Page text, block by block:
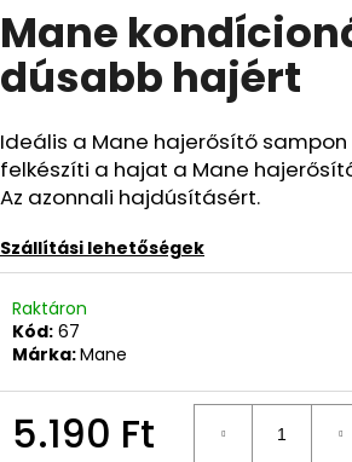
átlagos
értékelése
ből
csillag.
Mane
dúsabb hajért
Ideális a Mane hajerősítő
felkészíti a hajat a Mane
Az azonnali hajdúsításért.
Szállítási lehetőségek
Raktáron
Kód: 67
Márka:Mane
5.190 Ft
A
j
n
l
j
u
k
MANE
KEZDŐKÉSZLET